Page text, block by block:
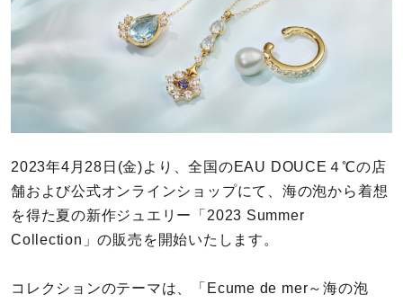
カラー
誕生石
石の色
ファッションテイスト
2023年4月28日(金)より、全国のEAU DOUCE４℃の店
舗および公式オンラインショップにて、海の泡から着想
を得た夏の新作ジュエリー「2023 Summer
Collection」の販売を開始いたします。
コレクションのテーマは、「Ecume de mer～海の泡